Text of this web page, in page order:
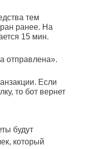
тем
ранее. На
15 мин.
отправлена».
Если
то бот вернет
будут
который